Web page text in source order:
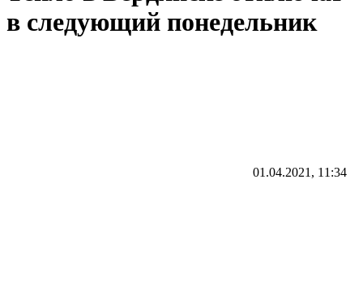
в следующий понедельник
01.04.2021, 11:34